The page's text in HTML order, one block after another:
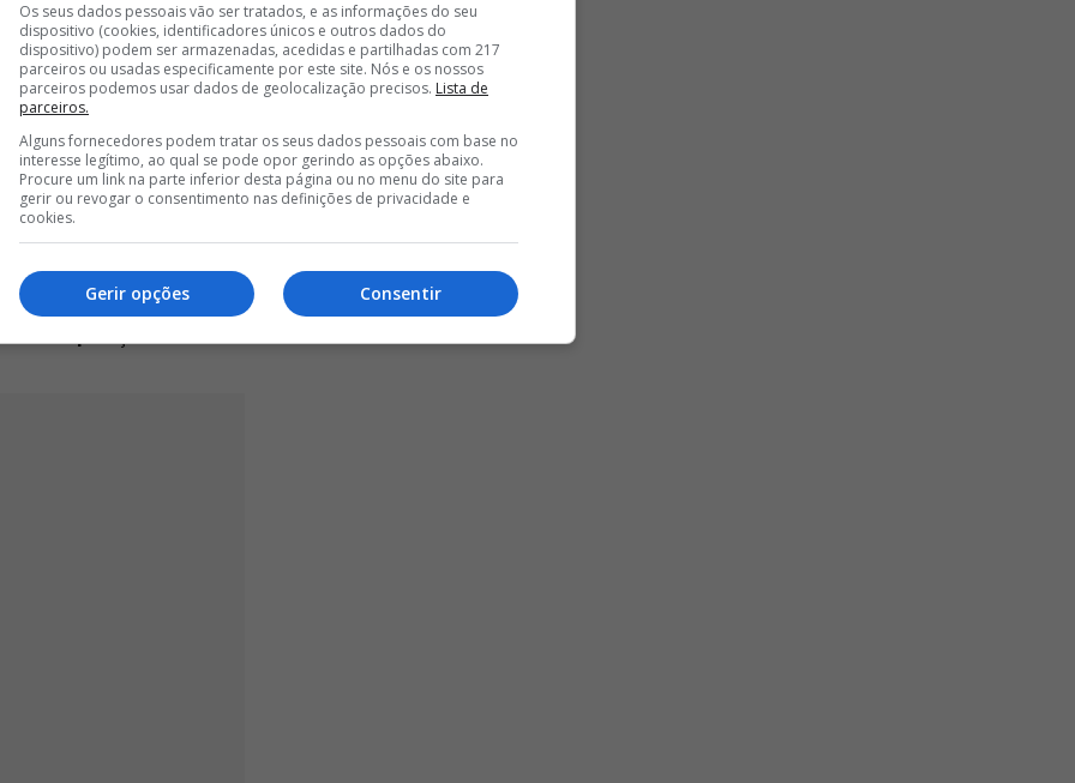
DO BENFICA RUMO AO REAL MADRID POR... 20 MILHÕES DE
COM O BENFICA E VAI TRABALHAR COM MOURINHO NO
< >
comunicar oficialmente a Rui Costa a intenção de
português tem adiado essa decisão por
aguardando agora por desenvolvimentos
uma posição definitiva
Os seus dados pessoais vão ser tratados, e as informações do seu
dispositivo (cookies, identificadores únicos e outros dados do
dispositivo) podem ser armazenadas, acedidas e partilhadas com 217
parceiros ou usadas especificamente por este site. Nós e os nossos
parceiros podemos usar dados de geolocalização precisos. Lista de
parceiros.
Alguns fornecedores podem tratar os seus dados pessoais com base no
interesse legítimo, ao qual se pode opor gerindo as opções abaixo.
Procure um link na parte inferior desta página ou no menu do site para
gerir ou revogar o consentimento nas definições de privacidade e
cookies.
Consentir
Gerir opções